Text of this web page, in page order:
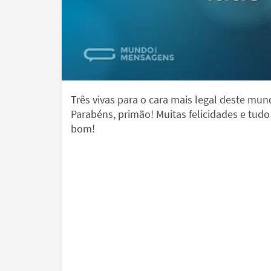
Três vivas para o cara mais legal deste
Parabéns, primão! Muitas felicidades e
bom!